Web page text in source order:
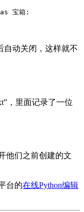
as 宝箱:
自动关闭，这样就不
，里面记录了一位
他们之前创建的文
台的在线Python编辑